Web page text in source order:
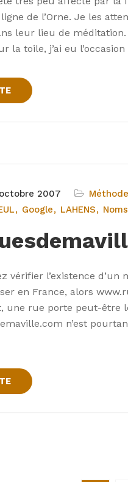
de l’Orne. Je les
leur lieu de
la toile, j’ai eu
2007
Google LAHENS
vérifier l’existence
en France, alors
une rue porte peut-être
n’est